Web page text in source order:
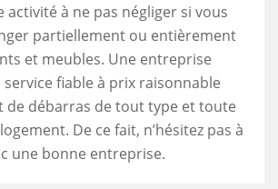
activité à ne pas négliger si vous
partiellement ou entièrement
et meubles. Une entreprise
fiable à prix raisonnable
de débarras de tout type et toute
De ce fait, n’hésitez pas à
une bonne entreprise.